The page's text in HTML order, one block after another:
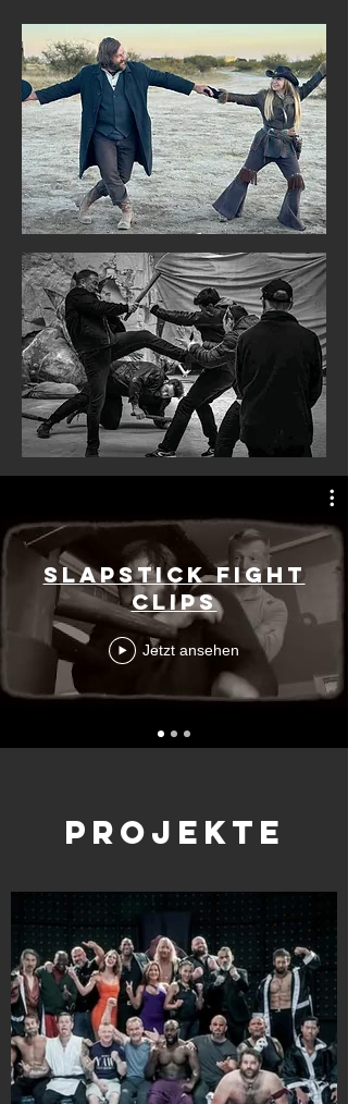
Slapstick Fight
Clips
Jetzt ansehen
Projekte